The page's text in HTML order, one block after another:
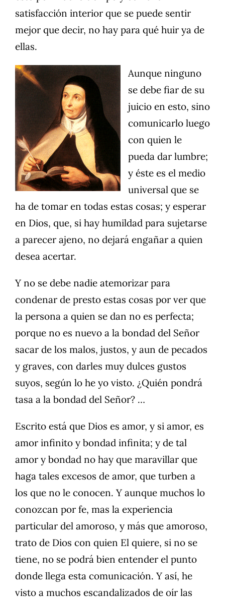
satisfacción interior que se puede sentir
mejor que decir, no hay para qué huir ya de
ellas.
Aunque ninguno
se debe fiar de su
juicio en esto, sino
comunicarlo luego
con quien le
pueda dar lumbre;
y éste es el medio
universal que se
ha de tomar en todas estas cosas; y esperar
en Dios, que, si hay humildad para sujetarse
a parecer ajeno, no dejará engañar a quien
desea acertar.
Y no se debe nadie atemorizar para
condenar de presto estas cosas por ver que
la persona a quien se dan no es perfecta;
porque no es nuevo a la bondad del Señor
sacar de los malos, justos, y aun de pecados
y graves, con darles muy dulces gustos
suyos, según lo he yo visto. ¿Quién pondrá
tasa a la bondad del Señor? …
Escrito está que Dios es amor, y si amor, es
amor infinito y bondad infinita; y de tal
amor y bondad no hay que maravillar que
haga tales excesos de amor, que turben a
los que no le conocen. Y aunque muchos lo
conozcan por fe, mas la experiencia
particular del amoroso, y más que amoroso,
trato de Dios con quien El quiere, si no se
tiene, no se podrá bien entender el punto
donde llega esta comunicación. Y así, he
visto a muchos escandalizados de oír las